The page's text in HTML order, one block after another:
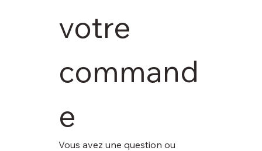
votre
command
e
Vous avez une question ou